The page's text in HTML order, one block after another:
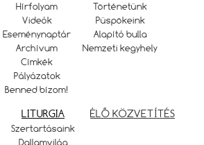
Hírfolyam
Videók
Eseménynaptár
Archívum
Címkék
Pályázatok
Benned bízom!
Történetünk
Püspökeink
Alapító bulla
Nemzeti kegyhely
LITURGIA
Szertartásaink
Dallamvilág
ÉLŐ KÖZVETÍTÉS